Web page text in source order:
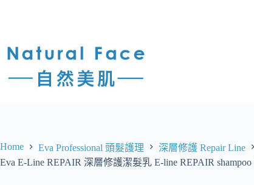
Home Eva Professional 頭髮護理
深層修護 Repair Line
Eva E-Line REPAIR 深層修護潔髮乳 E-line REPAIR shampoo